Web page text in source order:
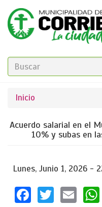
Pasar
contenido
principal
FORMULARIO
BÚSQUEDA
Se
encuentra
usted
Inicio
Acuerdo salarial en el
10% y subas en
Lunes, Junio 1, 2026 -
Facebook
Twitter